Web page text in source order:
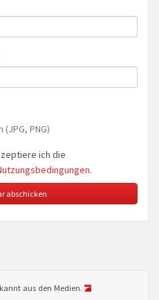
PNG)
ich die
.
aus den Medien.